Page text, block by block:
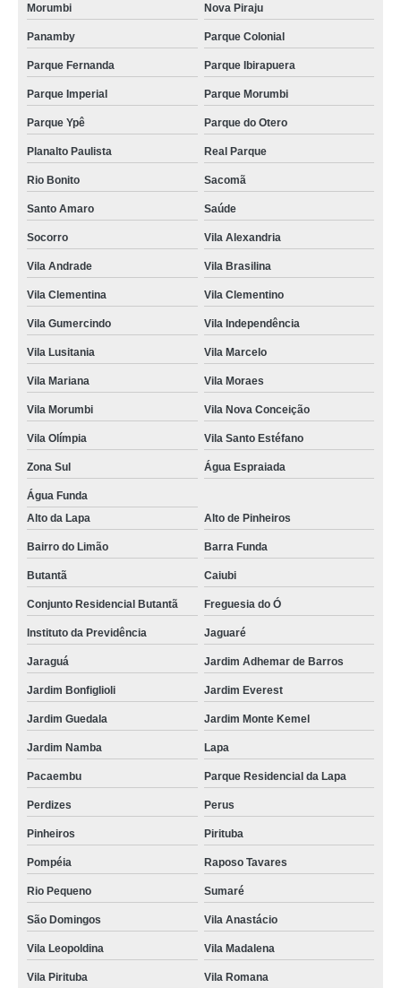
onde acho kit promocional festa salgados assados Cambuci
kit promocional festa salgados orçar Brás
onde encontrar kit promocional de salgado para festa Saúde
kits promocionais aniversário salgado Saúde
onde encontrar kit promocional salgados para festa Caiubi
kits promocionais salgado para festa infantil Ipiranga
kit promocional salgados para festa infantil orçar Jardim Clímax
kit promocional aniversário salgados Jardim Guedala
onde encontrar kit promocional salgados de festa Interlagos
kits promocionais salgado cento Parque do Otero
kits promocionais de salgado para festa Avenida Miguel Yunes
onde acho kit promocional salgados de festa Região Central
onde acho kit promocional festa salgados assados Vila Brasilina
kits promocionais salgado para festa Vila Gumercindo
kits promocionais festa salgado Jardim da Saúde
kits promocionais salgado festa Vila Anastácio
onde encontrar kit promocional salgados cento Jurubatuba
kit promocional de salgados para festa orçar Bairro do Limão
onde acho kit promocional salgados festa infantil Vila Clementina
kit promocional salgados para festa orçar Planalto Paulista
onde acho kit promocional salgados cento Santa Cecília
kit promocional aniversário salgados orçar República
onde encontrar kit promocional festa salgados assados Pinheiros
onde encontrar kit promocional de salgados para festa Vila Brasilina
kit promocional salgados de festa Higienópolis
kits promocionais festa salgado assado Campo Belo
onde acho kit promocional salgados de festa Sé
Morumbi Nova Piraju
Panamby Parque Colonial
Parque Fernanda Parque Ibirapuera
Parque Imperial Parque Morumbi
Parque Ypê Parque do Otero
Planalto Paulista Real Parque
Rio Bonito Sacomã
Santo Amaro Saúde
Socorro Vila Alexandria
Vila Andrade Vila Brasilina
Vila Clementina Vila Clementino
Vila Gumercindo Vila Independência
Vila Lusitania Vila Marcelo
Vila Mariana Vila Moraes
Vila Morumbi Vila Nova Conceição
Vila Olímpia Vila Santo Estéfano
Zona Sul Água Espraiada
Água Funda
Alto da Lapa
Alto de Pinheiros
Bairro do Limão Barra Funda
Butantã Caiubi
Conjunto Residencial Butantã Freguesia do Ó
Instituto da Previdência Jaguaré
Jaraguá Jardim Adhemar de Barros
Jardim Bonfiglioli Jardim Everest
Jardim Guedala Jardim Monte Kemel
Jardim Namba Lapa
Pacaembu Parque Residencial da Lapa
Perdizes Perus
Pinheiros Pirituba
Pompéia Raposo Tavares
Rio Pequeno Sumaré
São Domingos Vila Anastácio
Vila Leopoldina Vila Madalena
Vila Pirituba Vila Romana